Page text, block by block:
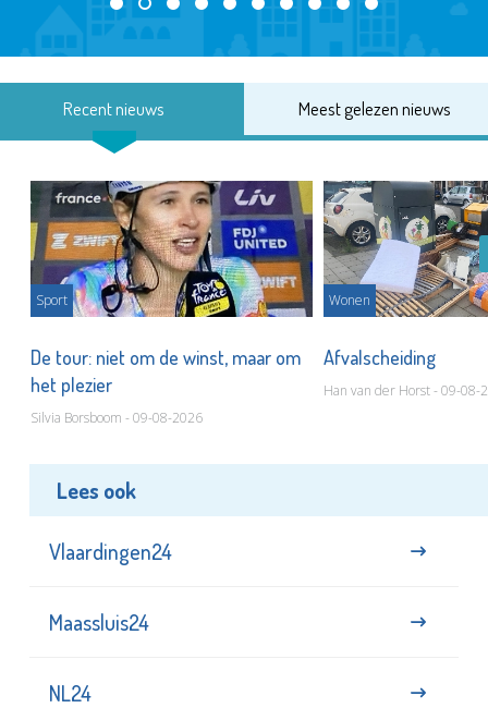
Recent nieuws Meest gelezen nieuws
Sport
De tour: niet om de winst, maar om
het plezier
Silvia Borsboom - 09-08-2026
Wonen
Afvalscheiding
Han van der Horst - 09-08-
Lees ook
Vlaardingen24
Maassluis24
NL24